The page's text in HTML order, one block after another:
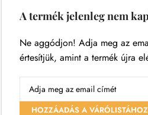
A termék jelenleg nem
Ne aggódjon! Adja meg az
értesítjük, amint a termék újra
HOZZÁADÁS A VÁRÓLISTÁHOZ